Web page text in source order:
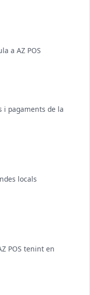
a AZ POS
i pagaments de la
locals
POS tenint en